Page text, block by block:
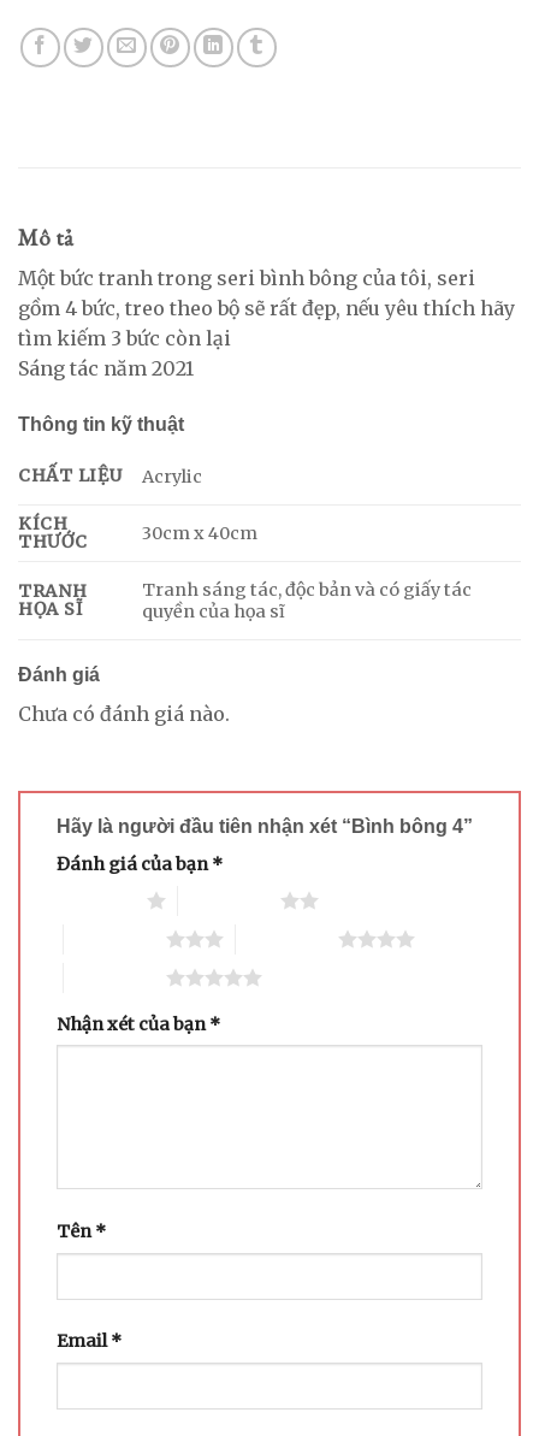
Mô tả
Một bức tranh trong seri bình bông của tôi, seri
gồm 4 bức, treo theo bộ sẽ rất đẹp, nếu yêu thích hãy
tìm kiếm 3 bức còn lại
Sáng tác năm 2021
Thông tin kỹ thuật
CHẤT LIỆU Acrylic
KÍCH
THƯỚC
30cm x 40cm
TRANH
HỌA SĨ
Tranh sáng tác, độc bản và có giấy tác
quyền của họa sĩ
Đánh giá
Chưa có đánh giá nào.
Hãy là người đầu tiên nhận xét “Bình bông 4”
Đánh giá của bạn*
Nhận xét của bạn*
Tên*
Email*